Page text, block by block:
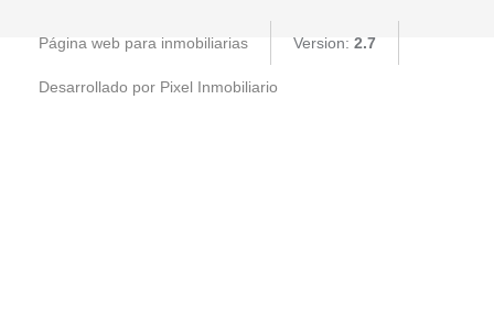
Página web para inmobiliarias Version: 2.7
Desarrollado por Pixel Inmobiliario